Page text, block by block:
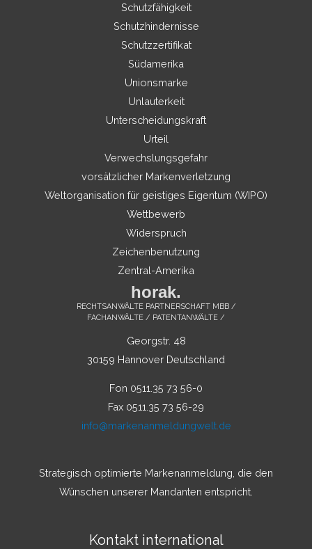
Schutzfähigkeit
Schutzhindernisse
Schutzzertifikat
Südamerika
Unionsmarke
Unlauterkeit
Unterscheidungskraft
Urteil
Verwechslungsgefahr
vorsätzlicher Markenverletzung
Weltorganisation für geistiges Eigentum (WIPO)
Wettbewerb
Widerspruch
Zeichenbenutzung
Zentral-Amerika
horak.
RECHTSANWÄLTE PARTNERSCHAFT MBB /
FACHANWÄLTE / PATENTANWÄLTE /
Georgstr. 48
30159 Hannover Deutschland
Fon 0511.35 73 56-0
Fax 0511.35 73 56-29
info@markenanmeldungwelt.de
Strategisch optimierte Markenanmeldung, die den
Wünschen unserer Mandanten entspricht.
Kontakt international